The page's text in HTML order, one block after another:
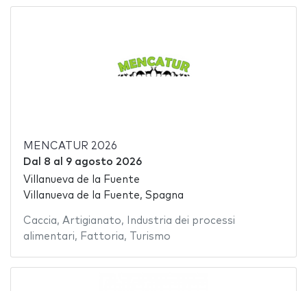
MENCATUR 2026
Dal 8 al 9 agosto 2026
Villanueva de la Fuente
Villanueva de la Fuente, Spagna
Caccia, Artigianato,
Industria dei processi
alimentari, Fattoria, Turismo